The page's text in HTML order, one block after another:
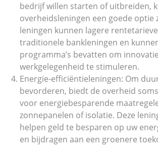
bedrijf willen starten of uitbreiden,
overheidsleningen een goede optie
leningen kunnen lagere
traditionele bankleningen en
programma’s bevatten om
werkgelegenheid te stimuleren.
Energie-efficiëntieleningen: Om
bevorderen, biedt de overheid
voor energiebesparende
zonnepanelen of isolatie. Deze
helpen geld te besparen op uw
en bijdragen aan een groenere